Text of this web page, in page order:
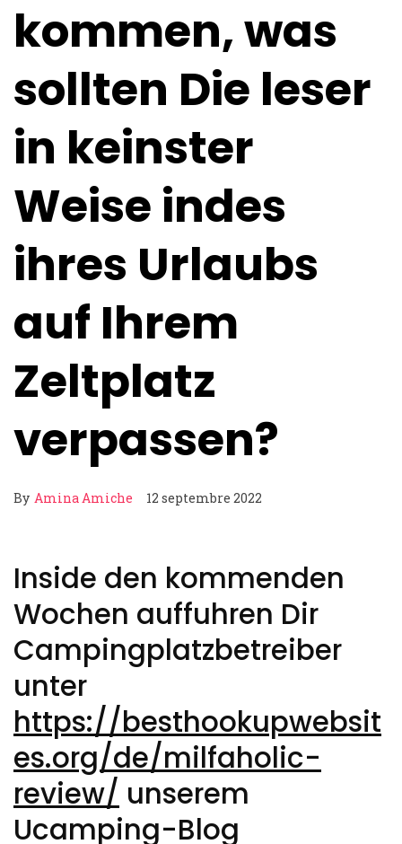
kommen, was
sollten Die leser
in keinster
Weise indes
ihres Urlaubs
auf Ihrem
Zeltplatz
verpassen?
By Amina Amiche 12 septembre 2022
Inside den kommenden
Wochen auffuhren Dir
Campingplatzbetreiber
unter
https://besthookupwebsit
es.org/de/milfaholic-
review/ unserem
Ucamping-Blog